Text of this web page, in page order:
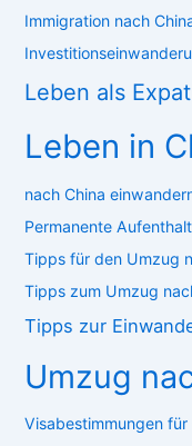
Immigration nach
Leben als
Leben in
nach China
Permanente
Tipps für den Umzug
Tipps zum Umzug
Tipps zur
Umzug
Visabestimmungen für